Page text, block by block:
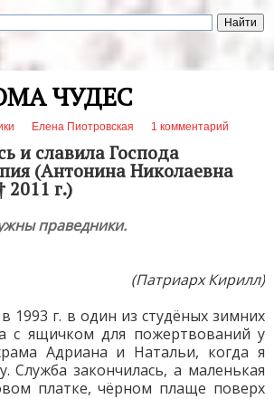
ЧУДЕС
Елена Пиотровская 1 комментарий
и славила Господа
(Антонина Николаевна
2011 г.)
праведники.
(Патриарх Кирилл)
1993 г. в один из студёных зимних
с ящичком для пожертвований у
Адриана и Натальи, когда я
Служба закончилась, а маленькая
платке, чёрном плаще поверх